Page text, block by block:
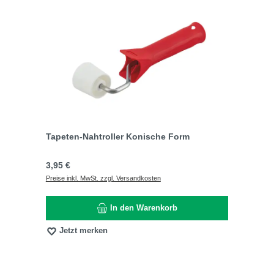
Tapeten-Nahtroller Konische Form
Regulärer Preis:
3,95 €
Preise inkl. MwSt. zzgl. Versandkosten
In den Warenkorb
Jetzt merken